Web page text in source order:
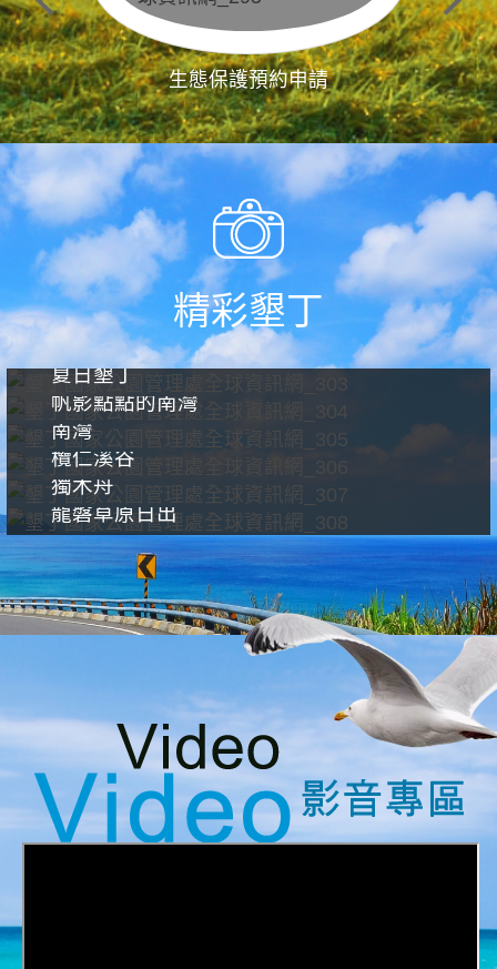
生態保護預約申請
精彩墾丁
夏日墾丁
帆影點點的南灣
南灣
欖仁溪谷
獨木舟
龍磐草原日出